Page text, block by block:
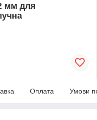
мм для
Оплата Умови